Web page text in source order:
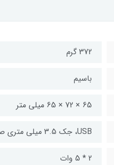
372 گرم
باسیم
65 × 72 × 65 میلی متر
USB، جک 3.5 میلی‌ متری صدا
2 * 5 وات